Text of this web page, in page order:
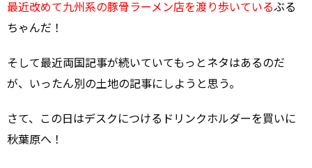
最近改めて九州系の豚骨ラーメン店を渡り歩いているぶる
ちゃんだ！
そして最近両国記事が続いていてもっとネタはあるのだ
が、いったん別の土地の記事にしようと思う。
さて、この日はデスクにつけるドリンクホルダーを買いに
秋葉原へ！